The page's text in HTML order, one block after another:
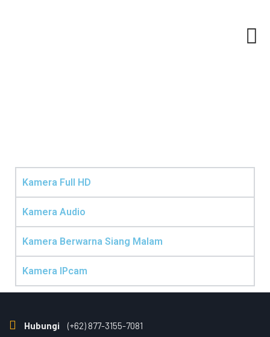
Kamera Full HD
Kamera Audio
Kamera Berwarna Siang Malam
Kamera IPcam
Hubungi (+62) 877-3155-7081